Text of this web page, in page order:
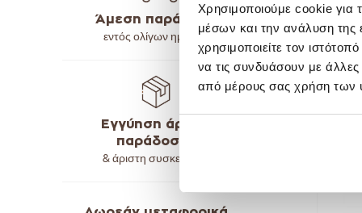
Χρησιμοποιούμε cookie για
μέσων και την ανάλυση της
χρησιμοποιείτε τον
να τις συνδυάσουν με
από μέρους σας χρήση των
Άμεση παράδοση
εντός ολίγων ημερών
Εγγύηση άρτιας
παράδοσης
& άριστη συσκευασία
-